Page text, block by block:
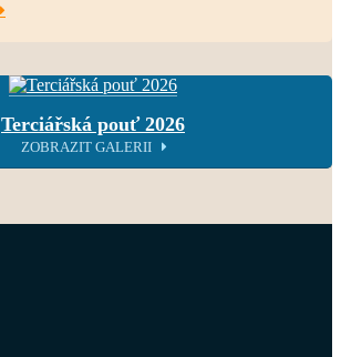
Terciářská pouť 2026
ZOBRAZIT GALERII